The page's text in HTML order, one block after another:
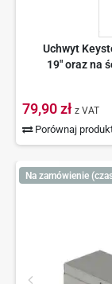
Uchwyt
19″ oraz na
79,90 zł z VAT
Porównaj
Na zamówienie